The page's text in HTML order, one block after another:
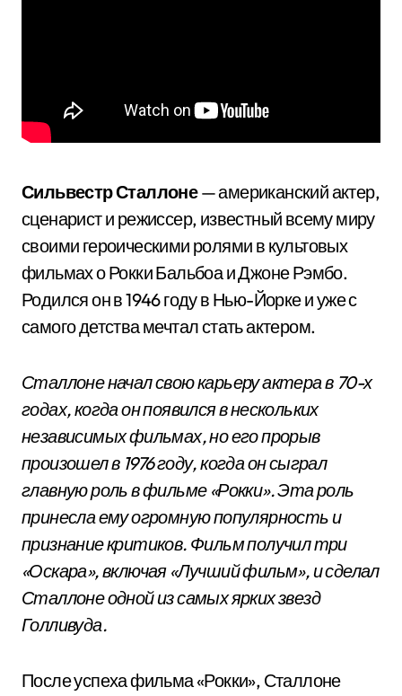
Сильвестр Сталлоне— американский актер,
сценарист и режиссер, известный всему миру
своими героическими ролями в культовых
фильмах о Рокки Бальбоа и Джоне Рэмбо.
Родился он в 1946 году в Нью-Йорке и уже с
самого детства мечтал стать актером.
Сталлоне начал свою карьеру актера в 70-х
годах, когда он появился в нескольких
независимых фильмах, но его прорыв
произошел в 1976 году, когда он сыграл
главную роль в фильме «Рокки». Эта роль
принесла ему огромную популярность и
признание критиков. Фильм получил три
«Оскара», включая «Лучший фильм», и сделал
Сталлоне одной из самых ярких звезд
Голливуда.
После успеха фильма «Рокки», Сталлоне